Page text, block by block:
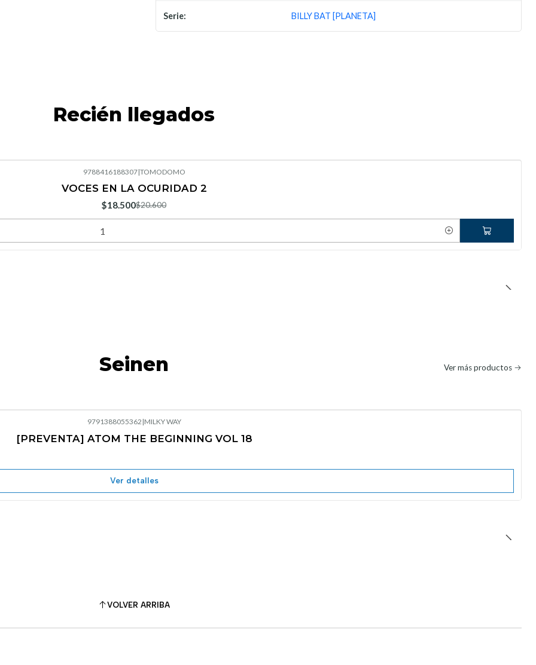
Serie: BILLY BAT [PLANETA]
Recién llegados
9788416188307|TOMODOMO
VOCES EN LA OCURIDAD 2
$18.500$20.600
Seinen Ver más productos
9791388055362 |MILKY WAY
[PREVENTA] ATOM THE BEGINNING VOL 18
Ver detalles
VOLVER ARRIBA